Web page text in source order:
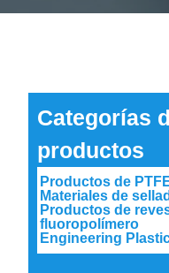
Categorías
productos
Productos de
Materiales de
Productos de
fluoropolímero
Engineering